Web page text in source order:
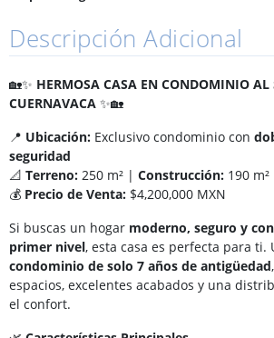
Descripción Adicional
🏡✨ HERMOSA CASA EN CONDOMINIO AL
CUERNAVACA ✨🏡
📍 Ubicación: Exclusivo condominio con
seguridad
📐 Terreno: 250 m² | Construcción: 190 m²
💰 Precio de Venta: $4,200,000 MXN
Si buscas un hogar moderno, seguro y
primer nivel, esta casa es perfecta para ti.
condominio de solo 7 años de antigüedad
espacios, excelentes acabados y una
el confort.